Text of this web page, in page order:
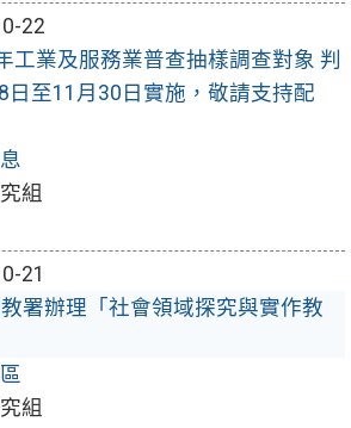
22
工業及服務業普查抽樣調查對象 判
日至11月30日實施，敬請支持配
組
21
署辦理「社會領域探究與實作教
組